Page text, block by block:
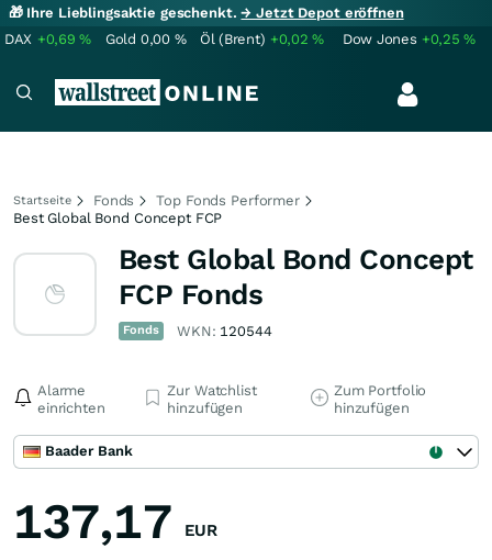
🎁 Ihre Lieblingsaktie geschenkt.→ Jetzt Depot eröffnen
DAX +0,69% Gold 0,00 % Öl (Brent) +0,02% Dow Jones +0,25%
Startseite Fonds
Top Fonds Performer
Best Global Bond Concept FCP
Best Global Bond Concept
FCP Fonds
Fonds WKN: 120544
Alarme
einrichten
Zur Watchlist
hinzufügen
Zum Portfolio
hinzufügen
Baader Bank
137,17 EUR